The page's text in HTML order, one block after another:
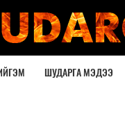
ШУДАРГА МЭДЭЭ